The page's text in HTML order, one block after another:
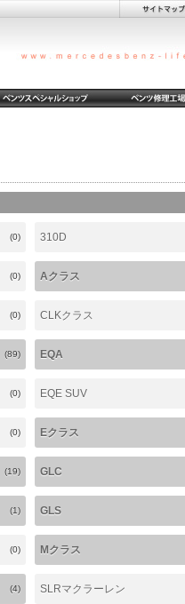
(0) 310D
(0) Aクラス
(0) CLKクラス
(89) EQA
(0) EQE SUV
(0) Eクラス
(19) GLC
(1) GLS
(0) Mクラス
(4) SLRマクラーレン